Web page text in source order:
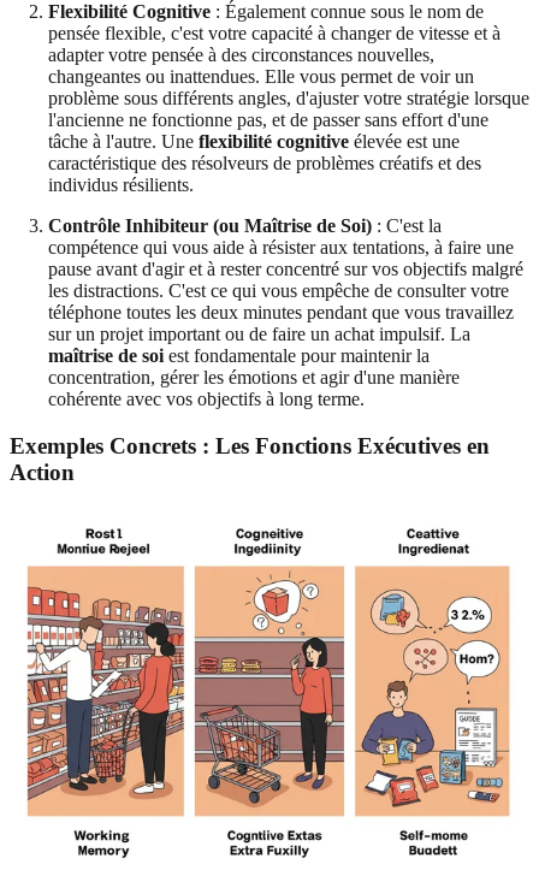
Flexibilité Cognitive : Également connue sous le nom de
pensée flexible, c'est votre capacité à changer de vitesse et à
adapter votre pensée à des circonstances nouvelles,
changeantes ou inattendues. Elle vous permet de voir un
problème sous différents angles, d'ajuster votre stratégie lorsque
l'ancienne ne fonctionne pas, et de passer sans effort d'une
tâche à l'autre. Une flexibilité cognitive élevée est une
caractéristique des résolveurs de problèmes créatifs et des
individus résilients.
Contrôle Inhibiteur (ou Maîtrise de Soi) : C'est la
compétence qui vous aide à résister aux tentations, à faire une
pause avant d'agir et à rester concentré sur vos objectifs malgré
les distractions. C'est ce qui vous empêche de consulter votre
téléphone toutes les deux minutes pendant que vous travaillez
sur un projet important ou de faire un achat impulsif. La
maîtrise de soiest fondamentale pour maintenir la
concentration, gérer les émotions et agir d'une manière
cohérente avec vos objectifs à long terme.
Exemples Concrets : Les Fonctions Exécutives en
Action